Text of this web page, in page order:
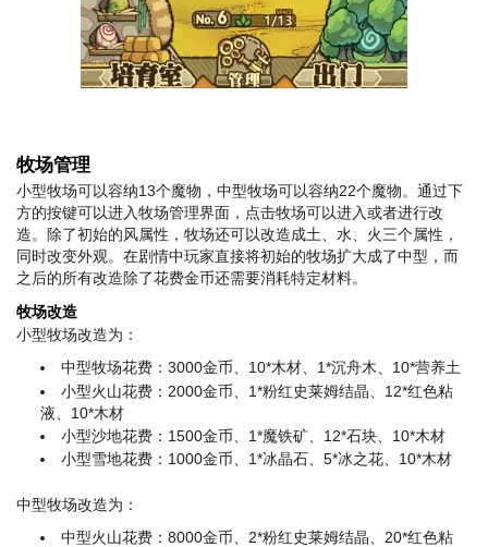
牧场管理
小型牧场可以容纳13个魔物，中型牧场可以容纳22个魔物。通过下
方的按键可以进入牧场管理界面，点击牧场可以进入或者进行改
造。除了初始的风属性，牧场还可以改造成土、水、火三个属性，
同时改变外观。在剧情中玩家直接将初始的牧场扩大成了中型，而
之后的所有改造除了花费金币还需要消耗特定材料。
牧场改造
小型牧场改造为：
中型牧场花费：3000金币、10*木材、1*沉舟木、10*营养土
小型火山花费：2000金币、1*粉红史莱姆结晶、12*红色粘
液、10*木材
小型沙地花费：1500金币、1*魔铁矿、12*石块、10*木材
小型雪地花费：1000金币、1*冰晶石、5*冰之花、10*木材
中型牧场改造为：
中型火山花费：8000金币、2*粉红史莱姆结晶、20*红色粘